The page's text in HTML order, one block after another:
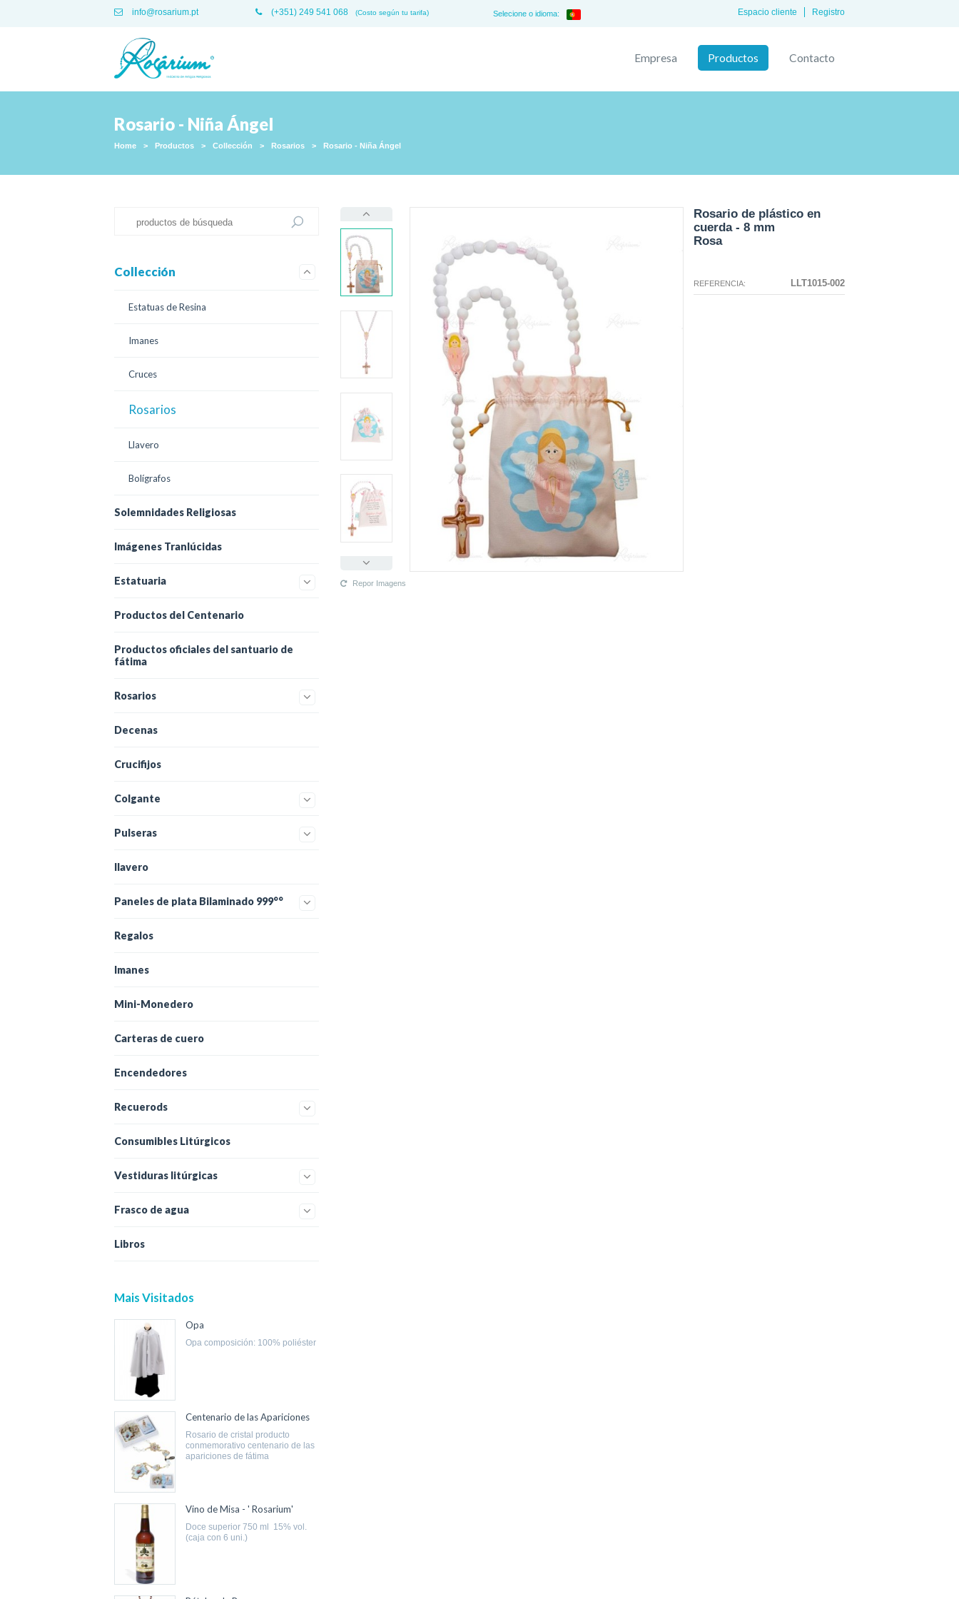
info@rosarium.pt (+351) 249 541 068 (Costo según tu tarifa) Selecione o idioma: Registro
Espacio cliente
Empresa Productos Contacto
Rosario - Niña Ángel
Home > Productos > Collección > Rosarios > Rosario - Niña Ángel
Repor Imagens
Rosario de plástico en
cuerda - 8 mm
Rosa
seleccionado no tiene ninguna
REFERENCIA: LLT1015-002
Collección
Estatuas de Resina
Imanes
Cruces
Rosarios
Llavero
Bolígrafos
Solemnidades Religiosas
Imágenes Tranlúcidas
Estatuaria
Productos del Centenario
Productos oficiales del santuario de
fátima
Rosarios
Decenas
Crucifijos
Colgante
Pulseras
llavero
Paneles de plata Bilaminado 999°°
Regalos
Imanes
Mini-Monedero
Carteras de cuero
Encendedores
Recuerods
Consumibles Litúrgicos
Vestiduras litúrgicas
Frasco de agua
Libros
Mais Visitados
Opa
opa composición: 100% poliéster
Centenario de las Apariciones
rosario de cristal producto
conmemorativo centenario de las
apariciones de fátima
Vino de Misa - ' Rosarium'
doce superior 750 ml 15% vol.
(caja con 6 uni.)